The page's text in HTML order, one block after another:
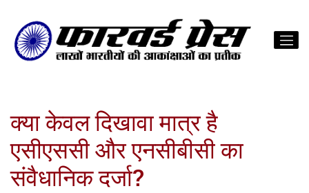
क्या केवल दिखावा मात्र है
एसीएससी और एनसीबीसी का
संवैधानिक दर्जा?